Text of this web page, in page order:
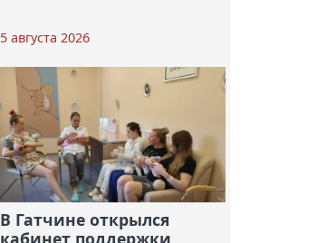
5 августа 2026
В Гатчине открылся